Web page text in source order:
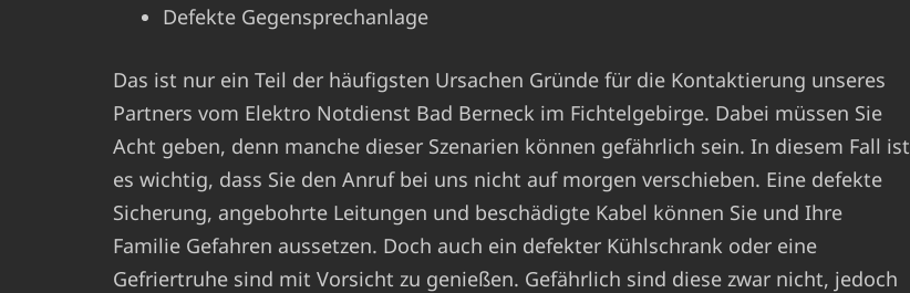
Defekte Gegensprechanlage
Das ist nur ein Teil der häufigsten Ursachen Gründe für die Kontaktierung unseres
Partners vom Elektro Notdienst Bad Berneck im Fichtelgebirge. Dabei müssen Sie
Acht geben, denn manche dieser Szenarien können gefährlich sein. In diesem Fall ist
es wichtig, dass Sie den Anruf bei uns nicht auf morgen verschieben. Eine defekte
Sicherung, angebohrte Leitungen und beschädigte Kabel können Sie und Ihre
Familie Gefahren aussetzen. Doch auch ein defekter Kühlschrank oder eine
Gefriertruhe sind mit Vorsicht zu genießen. Gefährlich sind diese zwar nicht, jedoch